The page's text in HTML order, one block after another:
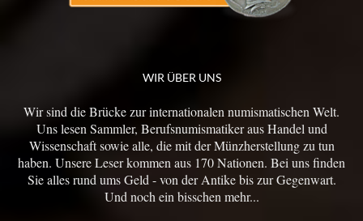
WIR ÜBER UNS
Wir sind die Brücke zur internationalen numismatischen Welt.
Uns lesen Sammler, Berufsnumismatiker aus Handel und
Wissenschaft sowie alle, die mit der Münzherstellung zu tun
haben. Unsere Leser kommen aus 170 Nationen. Bei uns finden
Sie alles rund ums Geld - von der Antike bis zur Gegenwart.
Und noch ein bisschen mehr...